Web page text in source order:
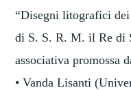
“Disegni litografici
di S. S. R. M. il Re di
associativa promossa
• Vanda Lisanti